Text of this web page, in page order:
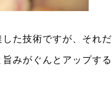
た技術ですが、それだ
みがぐんとアップする